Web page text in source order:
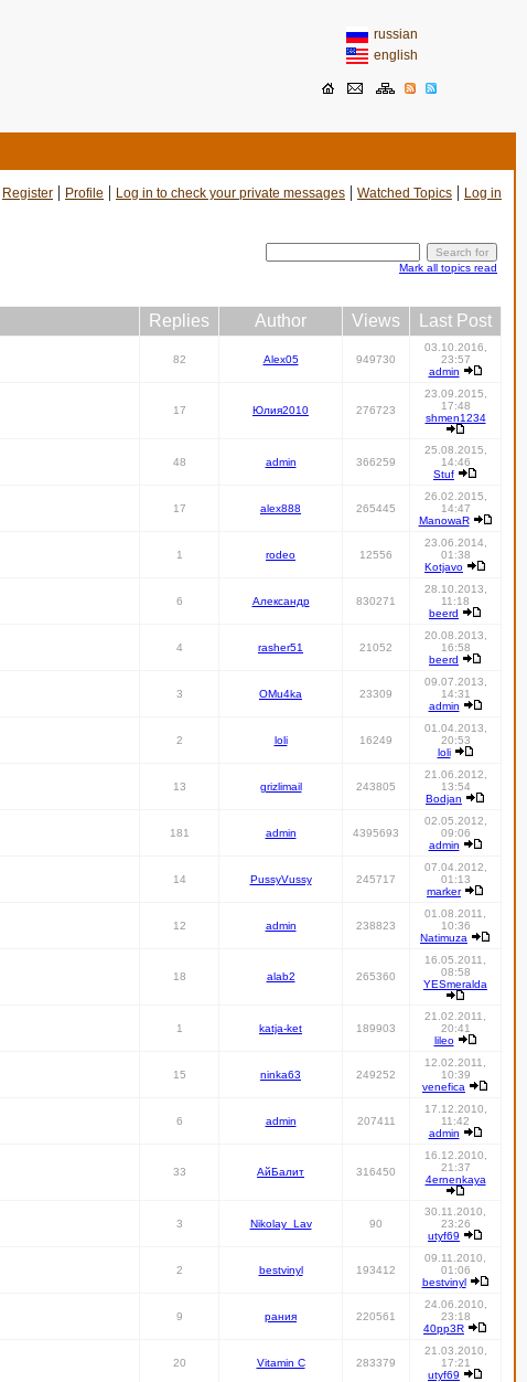
russian
english
Register | Profile | Log in to check your private messages | Watched Topics | Log in
Mark all topics read
Replies Author Views Last Post
82 Alex05 949730
03.10.2016,
23:57
admin
17 Юлия2010 276723
23.09.2015,
17:48
shmen1234
48 admin 366259
25.08.2015,
14:46
Stuf
17 alex888 265445
26.02.2015,
14:47
ManowaR
1 rodeo 12556
23.06.2014,
01:38
Kotjavo
6 Александр 830271
28.10.2013,
11:18
beerd
4 rasher51 21052
20.08.2013,
16:58
beerd
3 OMu4ka 23309
09.07.2013,
14:31
admin
2 loli 16249
01.04.2013,
20:53
loli
13 grizlimail 243805
21.06.2012,
13:54
Bodjan
181 admin 4395693
02.05.2012,
09:06
admin
14 PussyVussy 245717
07.04.2012,
01:13
marker
12 admin 238823
01.08.2011,
10:36
Natimuza
18 alab2 265360
16.05.2011,
08:58
YESmeralda
1 katja-ket 189903
21.02.2011,
20:41
lileo
15 ninka63 249252
12.02.2011,
10:39
venefica
6 admin 207411
17.12.2010,
11:42
admin
33 АйБалит 316450
16.12.2010,
21:37
4ernenkaya
3 Nikolay_Lav 90
30.11.2010,
23:26
utyf69
2 bestvinyl 193412
09.11.2010,
01:06
bestvinyl
9 рания 220561
24.06.2010,
23:18
40pp3R
20 Vitamin C 283379
21.03.2010,
17:21
utyf69